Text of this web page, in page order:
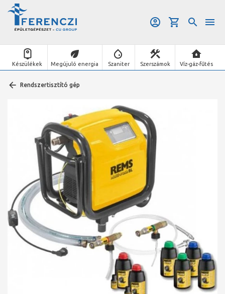
Készülékek Megújuló energia Szaniter Szerszámok Víz-gáz-fűtés
Rendszertisztító gép